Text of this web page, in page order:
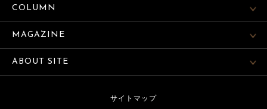
COLUMN
MAGAZINE
ABOUT SITE
サイトマップ